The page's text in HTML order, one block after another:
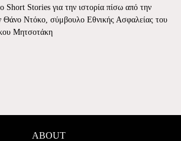
Short Stories για την ιστορία πίσω από την
Ντόκο, σύμβουλο Εθνικής Ασφαλείας του
Μητσοτάκη
ABOUT